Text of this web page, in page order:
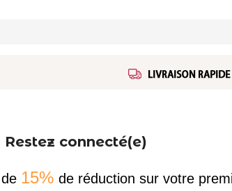
Restez connecté(e)
15% de réduction sur votre